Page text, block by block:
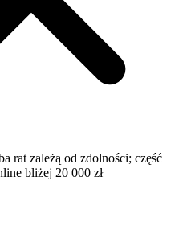
rat zależą od zdolności; część
bliżej 20 000 zł